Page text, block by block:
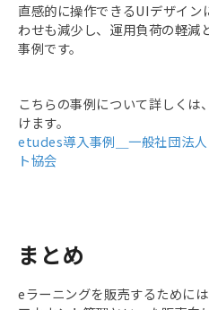
直感的に操作できるUIデザイン
わせも減少し、運用負荷の軽減
事例です。
こちらの事例について詳しく
けます。
etudes導入事例＿一般社団法
ト協会
まとめ
eラーニングを販売するために